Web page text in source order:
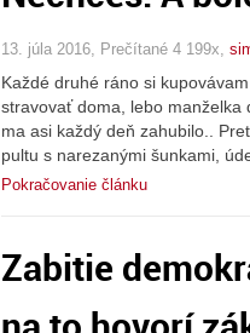
13. júla 2016, Prečítané 4 199x,
Každé druhé ráno si
stravovať doma, lebo manželka
ma asi každý deň zahubilo..
pultu s narezanými šunkami,
Pokračovanie článku
Zabitie